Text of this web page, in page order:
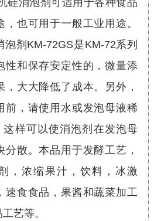
硅消泡剂可适用于各种食品
，也可用于一般工业用途。
泡剂KM-72GS是KM-72系列
性和保存安定性的，微量添
，大大降低了成本。另外，
前，请使用水或发泡母液稀
这样可以使消泡剂在发泡母
分散。本品用于发酵工艺，
，浓缩果汁，饮料，冰激
速食食品，果酱和蔬菜加工
艺等。